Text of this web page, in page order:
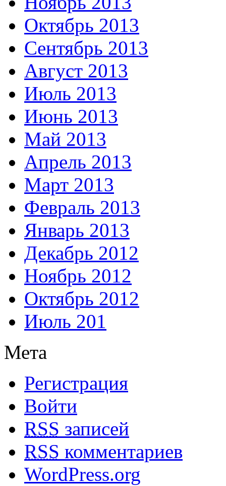
Октябрь 2013
Сентябрь 2013
Август 2013
Июль 2013
Июнь 2013
Май 2013
Апрель 2013
Март 2013
Февраль 2013
Январь 2013
Декабрь 2012
Ноябрь 2012
Октябрь 2012
Июль 201
Мета
Регистрация
Войти
RSS записей
RSS комментариев
WordPress.org